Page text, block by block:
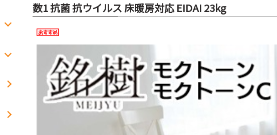
数1 抗菌 抗ウイルス 床暖房対応 EIDAI 23kg